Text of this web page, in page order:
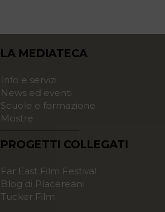
LA MEDIATECA
Info e servizi
News ed eventi
Scuole e formazione
Mostre
PROGETTI COLLEGATI
Far East Film Festival
Blog di Placereani
Tucker Film